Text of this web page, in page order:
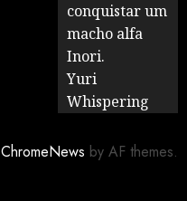
conquistar um
macho alfa
Inori.
Yuri
Whispering
ChromeNews by AF themes.